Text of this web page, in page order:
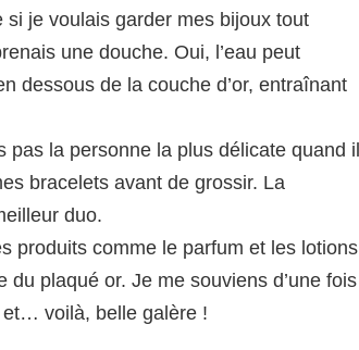
si je voulais garder mes bijoux tout
une douche. Oui, l’eau peut
dessous de la couche d’or, entraînant
pas la personne la plus délicate quand il
bracelets avant de grossir. La
duo.
produits comme le parfum et les lotions
plaqué or. Je me souviens d’une fois
et… voilà, belle galère !